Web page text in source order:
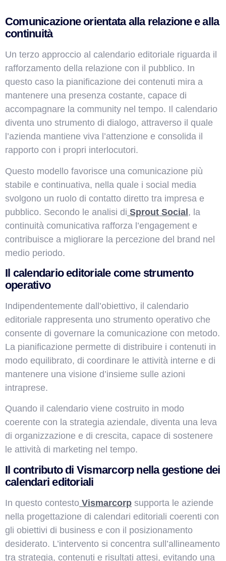
Comunicazione orientata alla relazione e alla
continuità
Un terzo approccio al calendario editoriale riguarda il
rafforzamento della relazione con il pubblico. In
questo caso la pianificazione dei contenuti mira a
mantenere una presenza costante, capace di
accompagnare la community nel tempo. Il calendario
diventa uno strumento di dialogo, attraverso il quale
l’azienda mantiene viva l’attenzione e consolida il
rapporto con i propri interlocutori.
Questo modello favorisce una comunicazione più
stabile e continuativa, nella quale i social media
svolgono un ruolo di contatto diretto tra impresa e
pubblico. Secondo le analisi di Sprout Social, la
continuità comunicativa rafforza l’engagement e
contribuisce a migliorare la percezione del brand nel
medio periodo.
Il calendario editoriale come strumento
operativo
Indipendentemente dall’obiettivo, il calendario
editoriale rappresenta uno strumento operativo che
consente di governare la comunicazione con metodo.
La pianificazione permette di distribuire i contenuti in
modo equilibrato, di coordinare le attività interne e di
mantenere una visione d’insieme sulle azioni
intraprese.
Quando il calendario viene costruito in modo
coerente con la strategia aziendale, diventa una leva
di organizzazione e di crescita, capace di sostenere
le attività di marketing nel tempo.
Il contributo di Vismarcorp nella gestione dei
calendari editoriali
In questo contesto Vismarcorp supporta le aziende
nella progettazione di calendari editoriali coerenti con
gli obiettivi di business e con il posizionamento
desiderato. L’intervento si concentra sull’allineamento
tra strategia, contenuti e risultati attesi, evitando una